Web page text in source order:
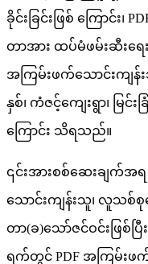
ခိုင်းခြင်းဖြစ် ကြောင်း
တာအား ထပ်မံဖမ်းဆီးရ
အကြမ်းဖက်သောင်းကျန်
နှစ်၊ ကံဇင့်ကျေးရွာ၊ မြ
ကြောင်း သိရသည်။
၎င်းအားစစ်ဆေးချက်အရ
သောင်းကျန်းသူ၊ လူသစ်စု
တာ(ခ)သော်ဇင်ဝင်းဖြစ်ပ
ရက်တွင် PDF အကြမ်းဖ